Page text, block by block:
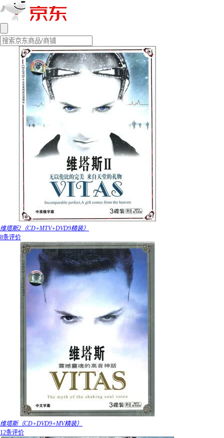
维塔斯2（CD+MTV+DVD9精装）
8条评价
维塔斯（CD+DVD9+MV精装）
12条评价